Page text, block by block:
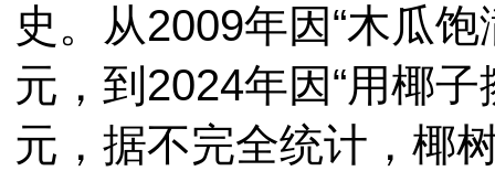
史。从2009年因“木瓜
元，到2024年因“用椰
元，据不完全统计，椰